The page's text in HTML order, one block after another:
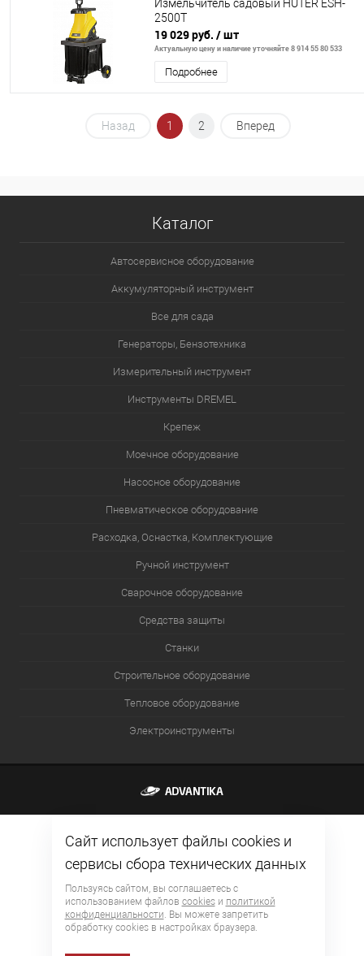
Измельчитель садовый HUTER ESH-
2500T
19 029 руб. / шт
Актуальную цену и наличие уточняйте 8 914 55 80 533
Подробнее
Назад 1 2 Вперед
Каталог
Автосервисное оборудование
Аккумуляторный инструмент
Все для сада
Генераторы, Бензотехника
Измерительный инструмент
Инструменты DREMEL
Крепеж
Моечное оборудование
Насосное оборудование
Пневматическое оборудование
Расходка, Оснастка, Комплектующие
Ручной инструмент
Сварочное оборудование
Средства защиты
Станки
Строительное оборудование
Тепловое оборудование
Электроинструменты
Сайт использует файлы cookies и
сервисы сбора технических данных
Пользуясь сайтом, вы соглашаетесь с
использованием файлов cookiesи политикой
конфиденциальности. Вы можете запретить
обработку сookies в настройках браузера.